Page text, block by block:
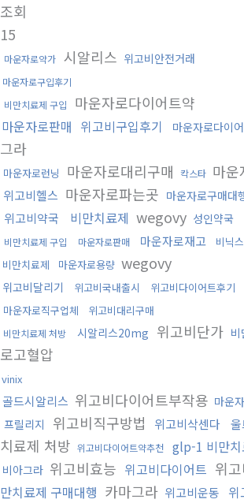
조회
15
마운자로약가 시알리스 위고비안전거래
마운자로구입후기
비만치료제 구입
마운자로다이어트약
마운자로판매 위고비구입후기 마운자로다이
그라
마운자로런닝 마운자로대리구매 칵스타 마운
위고비헬스 마운자로파는곳 마운자로구매대
위고비약국 비만치료제 wegovy 성인약국
비만치료제 구입 마운자로판매 마운자로재고 비닉스
비만치료제 마운자로용량 wegovy
위고비달리기 위고비국내출시
위고비다이어트후기
마운자로직구업체
위고비대리구매
비만치료제 처방 시알리스20mg 위고비단가
로고혈압
vinix
골드시알리스 위고비다이어트부작용 마운
프릴리지
위고비직구방법 위고비삭센다
치료제 처방 위고비다이어트약추천 glp-1 비만치
비아그라 위고비효능 위고비다이어트 위
만치료제 구매대행 카마그라 위고비운동 위